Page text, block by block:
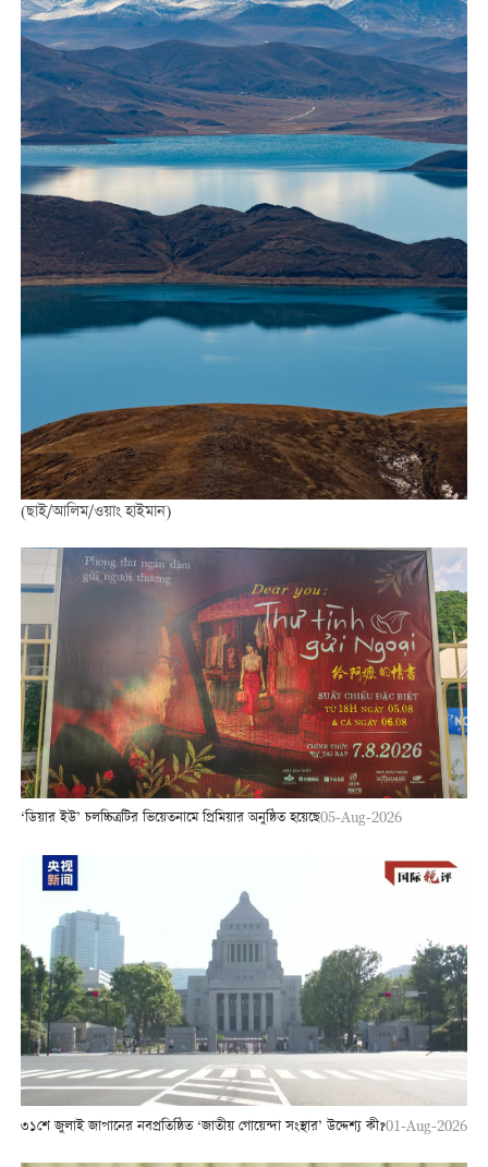
(ছাই/আলিম/ওয়াং হাইমান)
‘ডিয়ার ইউ’ চলচ্চিত্রটির ভিয়েতনামে প্রিমিয়ার অনুষ্ঠিত হয়েছে05-Aug-2026
৩১শে জুলাই জাপানের নবপ্রতিষ্ঠিত ‘জাতীয় গোয়েন্দা সংস্থার’ উদ্দেশ্য কী?01-Aug-2026